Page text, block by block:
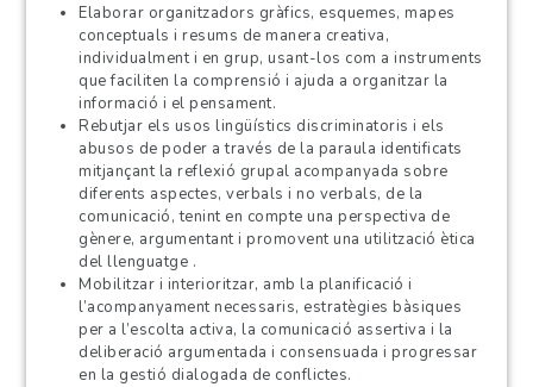
Elaborar organitzadors gràfics, esquemes, mapes
conceptuals i resums de manera creativa,
individualment i en grup, usant-los com a instruments
que faciliten la comprensió i ajuda a organitzar la
informació i el pensament.
Rebutjar els usos lingüístics discriminatoris i els
abusos de poder a través de la paraula identificats
mitjançant la reflexió grupal acompanyada sobre
diferents aspectes, verbals i no verbals, de la
comunicació, tenint en compte una perspectiva de
gènere, argumentant i promovent una utilització ètica
del llenguatge .
Mobilitzar i interioritzar, amb la planificació i
l’acompanyament necessaris, estratègies bàsiques
per a l’escolta activa, la comunicació assertiva i la
deliberació argumentada i consensuada i progressar
en la gestió dialogada de conflictes.